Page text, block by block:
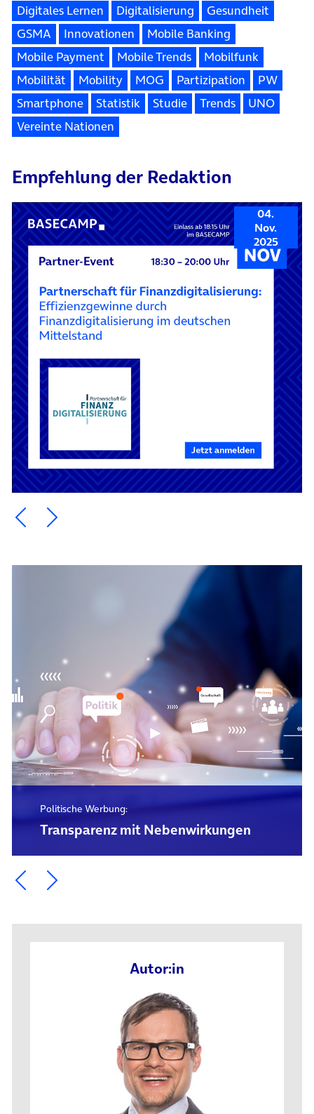
Digitales Lernen
Digitalisierung
Gesundheit
GSMA
Innovationen
Mobile Banking
Mobile Payment
Mobile Trends
Mobilfunk
Mobilität
Mobility MOG Partizipation
PW
Smartphone
Statistik Studie Trends
UNO
Vereinte Nationen
Empfehlung der Redaktion
04.
Nov.
2025
Ein Element zurück blättern
Ein Element weiter blättern
Politische Werbung:
Transparenz mit Nebenwirkungen
Ein Element zurück blättern
Ein Element weiter blättern
Autor:in